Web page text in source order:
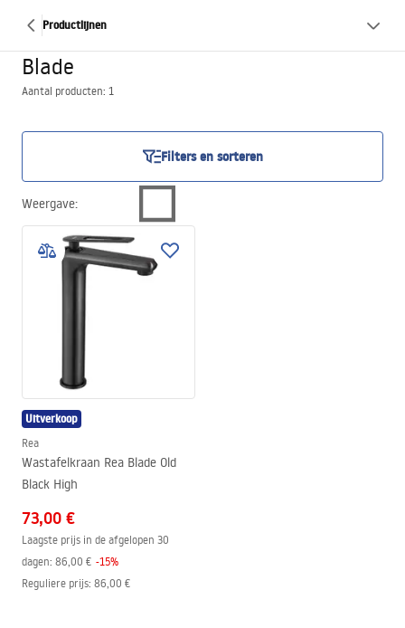
Productlijnen
Blade
Aantal producten: 1
Filters en sorteren
Weergave:
Uitverkoop
Rea
Wastafelkraan Rea Blade Old
Black High
73,00 €
Laagste prijs in de afgelopen 30
dagen: 86,00 € -15%
Reguliere prijs: 86,00 €